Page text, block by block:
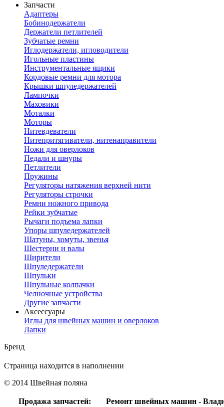
Запчасти
Адаптеры
Бобинодержатели
Держатели петлителей
Зубчатые ремни
Иглодержатели, игловодители
Игольные пластины
Инструментальные ящики
Кордовые ремни для мотора
Крышки шпуледержателей
Лампочки
Маховики
Моталки
Моторы
Нитевдеватели
Нитепритягиватели, нитенаправители
Ножи для оверлоков
Педали и шнуры
Петлители
Пружины
Регуляторы натяжения верхней нити
Регуляторы строчки
Ремни ножного привода
Рейки зубчатые
Рычаги подъема лапки
Упоры шпуледержателей
Шатуны, хомуты, звенья
Шестерни и валы
Ширители
Шпуледержатели
Шпульки
Шпульные колпачки
Челночные устройства
Другие запчасти
Аксессуары
Иглы для швейных машин и оверлоков
Лапки
Бренд
Страница находится в наполнении
© 2014 Швейная поляна
Продажа запчастей:
Ремонт швейных машин -